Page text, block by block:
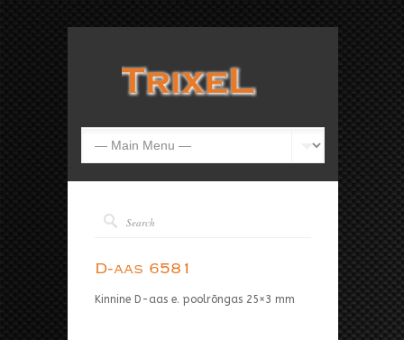
D-aas 6581
Kinnine D-aas e. poolrõngas 25×3 mm